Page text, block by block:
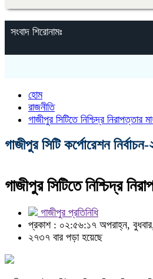
সংবাদ শিরোনামঃ
হোম
রাজনীতি
গাজীপুর সিটিতে নিশ্চিদ্র নিরাপত্তার
গাজীপুর সিটি কর্পোরেশন
গাজীপুর সিটিতে নিশ্চিদ্র
গাজীপুর প্রতিনিধি
প্রকাশ : ০২:৫৬:১৭ অপরাহ্ন,
২৭৩৭ বার পড়া হয়েছে